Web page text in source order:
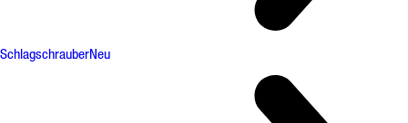
SchlagschrauberNeu